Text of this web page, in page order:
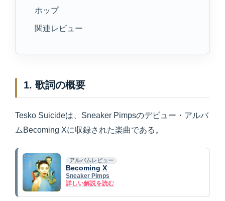
ホップ
関連レビュー
1. 歌詞の概要
Tesko Suicideは、Sneaker Pimpsのデビュー・アルバ
ムBecoming Xに収録された楽曲である。
アルバムレビュー
Becoming X
Sneaker Pimps
詳しい解説を読む